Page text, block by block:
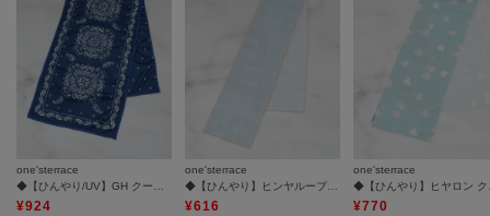
one'sterrace
◆【ひんやり/UV】GH クールタオル PAISLEY
¥924
one'sterrace
◆【ひんやり】ヒンヤループ クールタオル
¥616
one'sterrace
◆【
¥770